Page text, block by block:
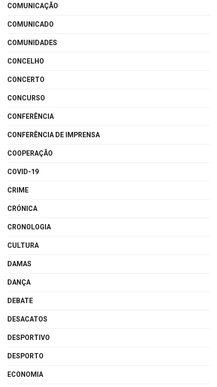
COMUNICAÇÃO
COMUNICADO
COMUNIDADES
CONCELHO
CONCERTO
CONCURSO
CONFERÊNCIA
CONFERÊNCIA DE IMPRENSA
COOPERAÇÃO
COVID-19
CRIME
CRÓNICA
CRONOLOGIA
CULTURA
DAMAS
DANÇA
DEBATE
DESACATOS
DESPORTIVO
DESPORTO
ECONOMIA